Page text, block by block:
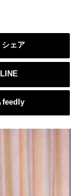
シェア
LINE
feedly